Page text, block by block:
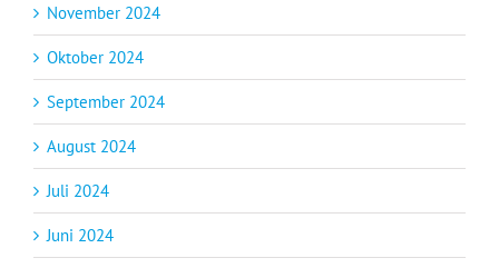
November 2024
Oktober 2024
September 2024
August 2024
Juli 2024
Juni 2024